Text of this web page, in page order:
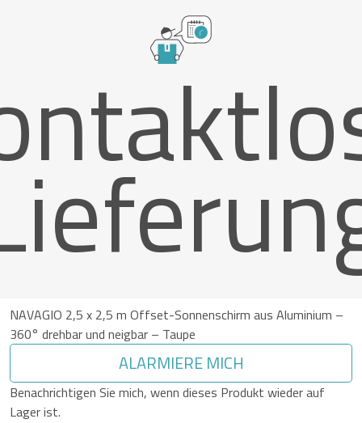
NAVAGIO 2,5 x 2,5 m Offset-Sonnenschirm aus Aluminium –
360° drehbar und neigbar – Taupe
ALARMIERE MICH
Benachrichtigen Sie mich, wenn dieses Produkt wieder auf
Lager ist.